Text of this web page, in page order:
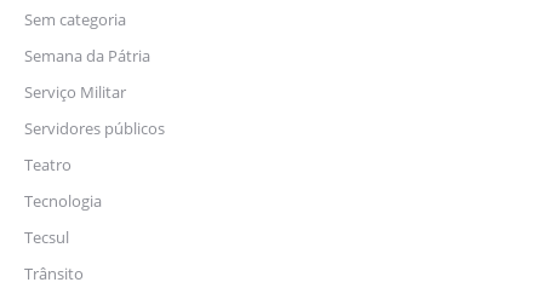
Sem categoria
Semana da Pátria
Serviço Militar
Servidores públicos
Teatro
Tecnologia
Tecsul
Trânsito